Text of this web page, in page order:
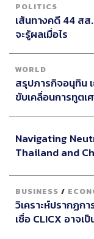
POLITICS
เส้นทางคดี 44 ส
จะรู้ผลเมื่อไร
WORLD
สรุปภารกิจอนุทิน
ขับเคลื่อนการทูตเ
Navigating
Thailand and
BUSINESS /
วิเคราะห์ปรากฏ
เชื่อ CLICX อาจเ